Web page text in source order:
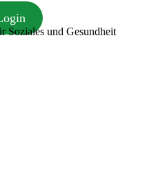
und Gesundheit